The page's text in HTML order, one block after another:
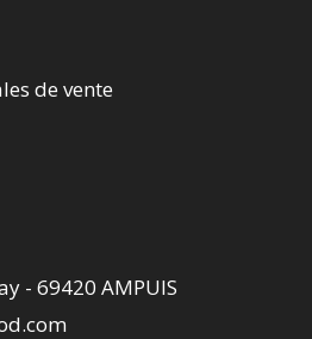
de vente
- 69420 AMPUIS